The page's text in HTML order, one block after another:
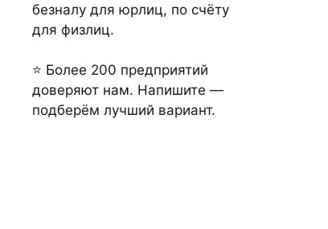
безналу для юрлиц, по счёту
для физлиц.
⭐ Более 200 предприятий
доверяют нам. Напишите —
подберём лучший вариант.